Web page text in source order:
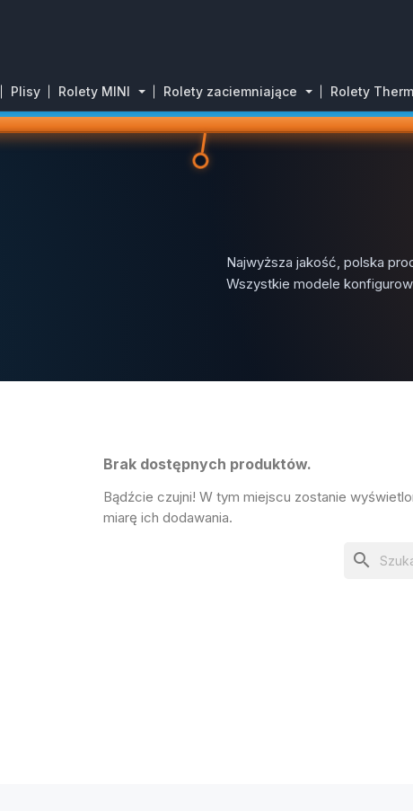
Plisy Rolety MINI Rolety zaciemniające Rolety
Najwyższa jakość, polska
Wszystkie modele
Brak dostępnych produktów.
Bądźcie czujni! W tym miejscu zostanie
miarę ich dodawania.
search